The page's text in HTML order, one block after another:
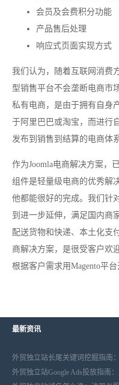
会员及会费积分功能
产品售后处理
响应式页面实现方式
我们认为，随着互联网消费
型销售平台不会垄断电商市
私有电商，是由于拥有自身
于阿里巴巴或淘宝，而进行
发布到销售到结算的电商体
作为Joomla电商解决方案，
组件是轻量级电商的优秀解
他都能很好的完成。我们针
到进一步延伸，满足国内商
配送货物和快递、本土化支
商解决方案，是很受客户欢
根据客户需求用Magento平
最新资讯
外贸独立站长尾关键词挖掘指南
外贸独立站Google Ads投放指南